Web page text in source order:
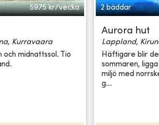
5975 kr/vecka
Kurravaara
och midnattssol. Tio
2 bäddar
Aurora hut
Lappland,
Häftigare blir
sommaren,
miljö med
g...